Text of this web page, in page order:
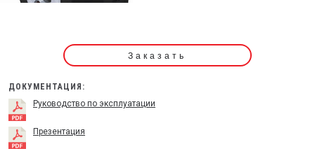
Заказать
ДОКУМЕНТАЦИЯ:
Руководство по эксплуатации
Презентация